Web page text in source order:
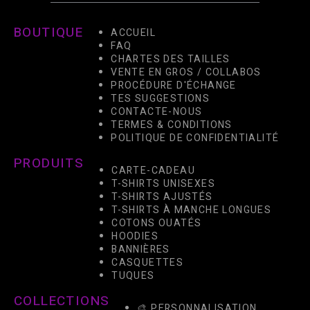
BOUTIQUE
ACCUEIL
FAQ
CHARTES DES TAILLES
VENTE EN GROS / COLLABOS
PROCÉDURE D'ÉCHANGE
TES SUGGESTIONS
CONTACTE-NOUS
TERMES & CONDITIONS
POLITIQUE DE CONFIDENTIALITÉ
PRODUITS
CARTE-CADEAU
T-SHIRTS UNISEXES
T-SHIRTS AJUSTÉS
T-SHIRTS À MANCHE LONGUES
COTONS OUATÉS
HOODIES
BANNIÈRES
CASQUETTES
TUQUES
COLLECTIONS